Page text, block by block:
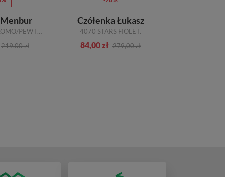
09825 0092 PLOMO/PEWTER
219,00 zł
Czółenka Łukasz
4070 STARS FIOLET.
84,00 zł 279,00 zł